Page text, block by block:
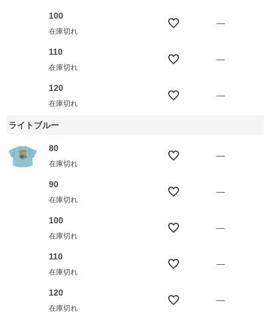
100
在庫切れ
—
110
在庫切れ
—
120
在庫切れ
—
ライトブルー
80
在庫切れ
—
90
在庫切れ
—
100
在庫切れ
—
110
在庫切れ
—
120
在庫切れ
—